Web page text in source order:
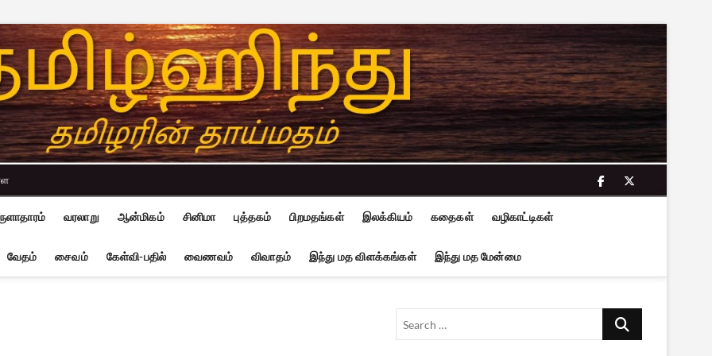
facebook
twitter
வரலாறு ஆன்மிகம் சினிமா புத்தகம் பிறமதங்கள் இலக்கியம் கதைகள் வழிகாட்டிகள்
வேதம் சைவம் கேள்வி-பதில் வைணவம் விவாதம் இந்து மத விளக்கங்கள் இந்து மத மேன்மை
Search